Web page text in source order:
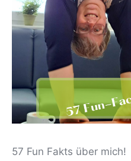
57 Fun Fakts über mich!